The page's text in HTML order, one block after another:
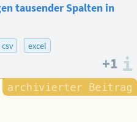
tausender Spalten in
csv excel
+1